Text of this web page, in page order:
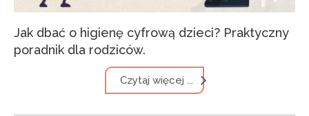
Jak dbać o higienę cyfrową dzieci? Praktyczny
poradnik dla rodziców.
Czytaj więcej ...